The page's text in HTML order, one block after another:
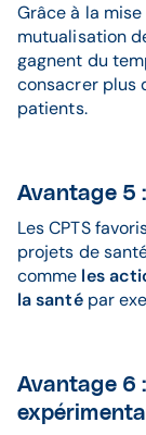
Grâce à la
mutualisation
gagnent du
consacrer plus
patients.
Avantage 5
Les CPTS
projets de
comme les
la santépar
Avantage 6